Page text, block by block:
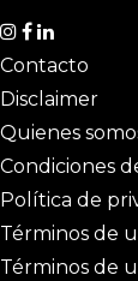
Contacto
Disclaimer
Quienes
Condiciones
Política de
Términos de
Términos de